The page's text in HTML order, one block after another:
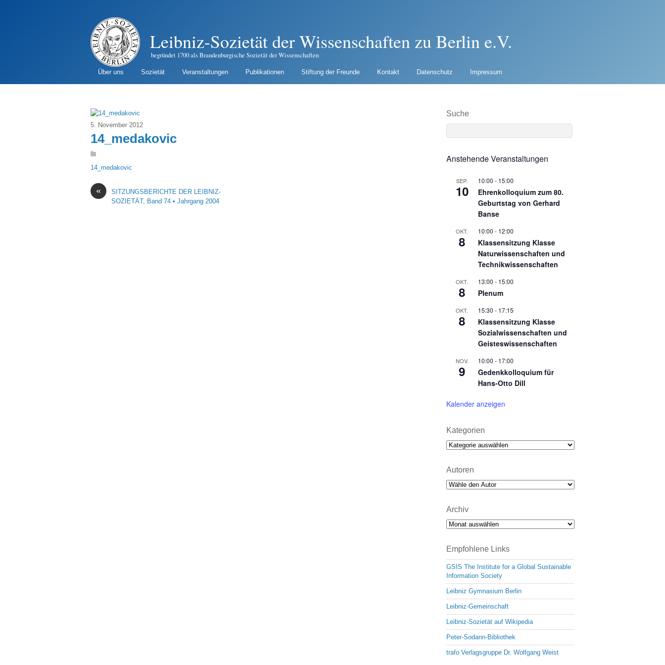
Leibniz-Sozietät der Wissenschaften zu Berlin e.V.
begründet 1700 als Brandenburgische Sozietät der Wissenschaften
Über uns Sozietät Veranstaltungen Publikationen Stiftung der Freunde Kontakt Datenschutz Impressum
5. November 2012
14_medakovic
14_medakovic
«
SITZUNGSBERICHTE DER LEIBNIZ-
SOZIETÄT, Band 74 • Jahrgang 2004
Suche
Anstehende Veranstaltungen
SEP.
10
10:00 - 15:00
Ehrenkolloquium zum 80.
Geburtstag von Gerhard
Banse
OKT.
8
10:00 - 12:00
Klassensitzung Klasse
Naturwissenschaften und
Technikwissenschaften
OKT.
8
13:00 - 15:00
Plenum
OKT.
8
15:30 - 17:15
Klassensitzung Klasse
Sozialwissenschaften und
Geisteswissenschaften
NOV.
9
10:00 - 17:00
Gedenkkolloquium für
Hans-Otto Dill
Kalender anzeigen
Kategorien
Kategorien
Autoren
Archiv
Archiv
Empfohlene Links
GSIS The Institute for a Global Sustainable
Information Society
Leibniz Gymnasium Berlin
Leibniz-Gemeinschaft
Leibniz-Sozietät auf Wikipedia
Peter-Sodann-Bibliothek
trafo Verlagsgruppe Dr. Wolfgang Weist